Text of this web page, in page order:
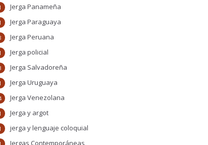
Jerga Panameña
Jerga Paraguaya
Jerga Peruana
Jerga policial
Jerga Salvadoreña
Jerga Uruguaya
Jerga Venezolana
Jerga y argot
jerga y lenguaje coloquial
Jergas Contemporáneas